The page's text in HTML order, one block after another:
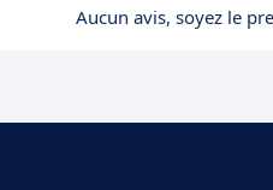
Aucun avis, soyez le